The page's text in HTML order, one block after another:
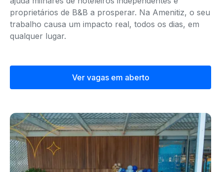
proprietários de B&B a prosperar. Na Amenitiz, o seu
trabalho causa um impacto real, todos os dias, em
qualquer lugar.
Ver vagas em aberto